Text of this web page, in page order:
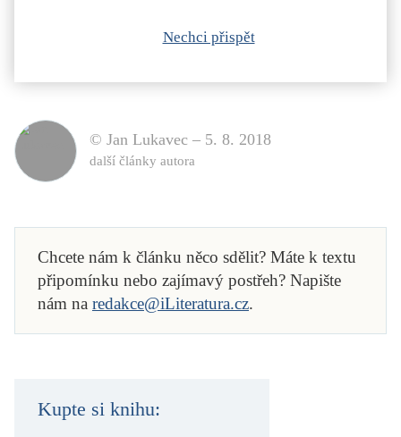
Nechci přispět
© Jan Lukavec – 5. 8. 2018
další články autora
Chcete nám k článku něco sdělit? Máte k textu
připomínku nebo zajímavý postřeh? Napište
nám na redakce@iLiteratura.cz.
Kupte si knihu: